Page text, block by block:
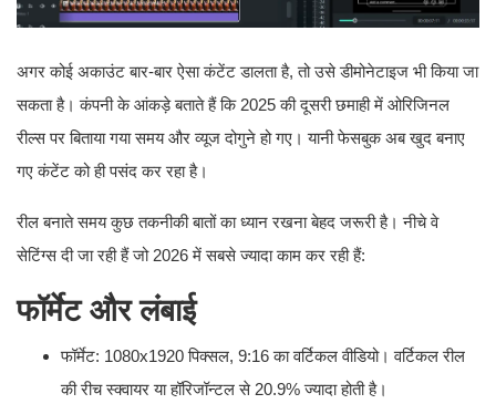
अगर कोई अकाउंट बार-बार ऐसा कंटेंट डालता है, तो उसे डीमोनेटाइज भी किया जा
सकता है। कंपनी के आंकड़े बताते हैं कि 2025 की दूसरी छमाही में ओरिजिनल
रील्स पर बिताया गया समय और व्यूज दोगुने हो गए। यानी फेसबुक अब खुद बनाए
गए कंटेंट को ही पसंद कर रहा है।
रील बनाते समय कुछ तकनीकी बातों का ध्यान रखना बेहद जरूरी है। नीचे वे
सेटिंग्स दी जा रही हैं जो 2026 में सबसे ज्यादा काम कर रही हैं:
फॉर्मेट और लंबाई
फॉर्मेट: 1080x1920 पिक्सल, 9:16 का वर्टिकल वीडियो। वर्टिकल रील
की रीच स्क्वायर या हॉरिजॉन्टल से 20.9% ज्यादा होती है।